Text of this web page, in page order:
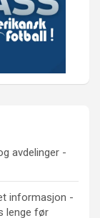
avdelinger -
informasjon -
lenge før